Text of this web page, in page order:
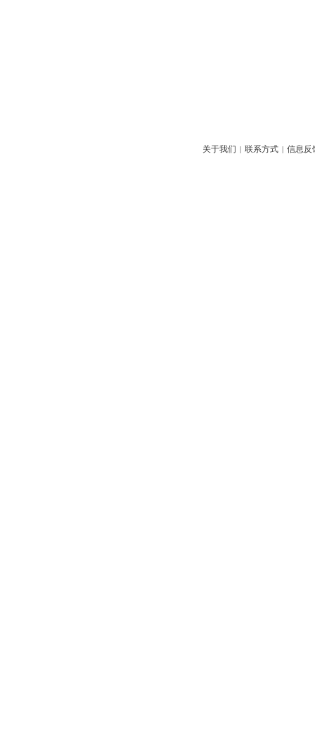
关于我们 | 联系方式 | 信息反